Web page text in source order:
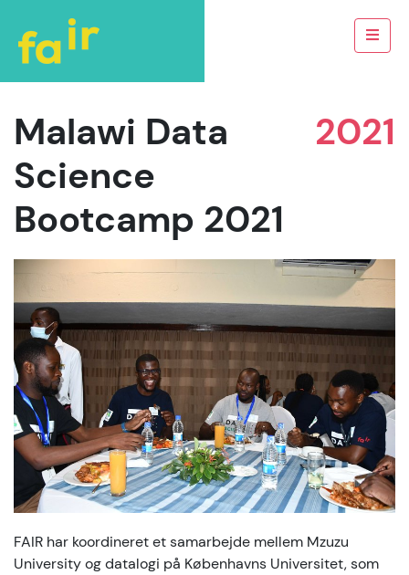
2021
Malawi Data
Science
Bootcamp 2021
FAIR har koordineret et samarbejde mellem Mzuzu
University og datalogi på Københavns Universitet, som